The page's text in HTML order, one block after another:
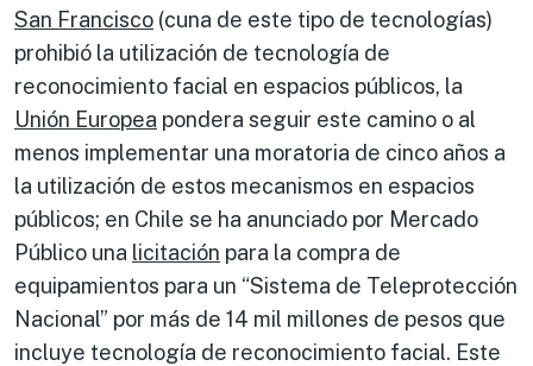
San Francisco (cuna de este tipo de tecnologías)
prohibió la utilización de tecnología de
reconocimiento facial en espacios públicos, la
Unión Europea pondera seguir este camino o al
menos implementar una moratoria de cinco años a
la utilización de estos mecanismos en espacios
públicos; en Chile se ha anunciado por Mercado
Público una licitación para la compra de
equipamientos para un “Sistema de Teleprotección
Nacional” por más de 14 mil millones de pesos que
incluye tecnología de reconocimiento facial. Este